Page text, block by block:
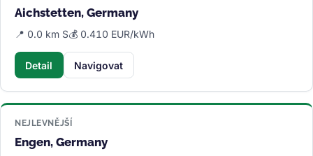
Aichstetten, Germany
📍 0.0 km S💰 0.410 EUR/kWh
Detail Navigovat
NEJLEVNĚJŠÍ
Engen, Germany